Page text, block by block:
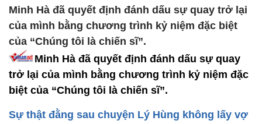
Minh Hà đã quyết định đánh dấu sự quay trở lại
của mình bằng chương trình kỷ niệm đặc biệt
của “Chúng tôi là chiến sĩ”.
Minh Hà đã quyết định đánh dấu sự quay
trở lại của mình bằng chương trình kỷ niệm đặc
biệt của “Chúng tôi là chiến sĩ”.
Sự thật đằng sau chuyện Lý Hùng không lấy vợ